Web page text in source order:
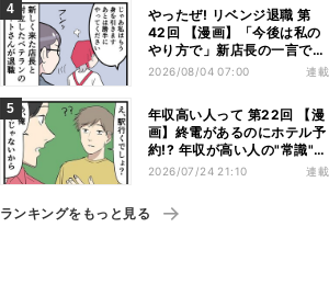
やったぜ! リベンジ退職 第
42回 【漫画】「今後は私の
やり方で」新店長の一言でベ
テラン退職→崩壊した現場
2026/08/04 07:00 連載
年収高い人って 第22回 【漫
画】終電があるのにホテル予
約!? 年収が高い人の"常識"に
驚かされた夜
2026/07/24 21:10 連載
ランキングをもっと見る